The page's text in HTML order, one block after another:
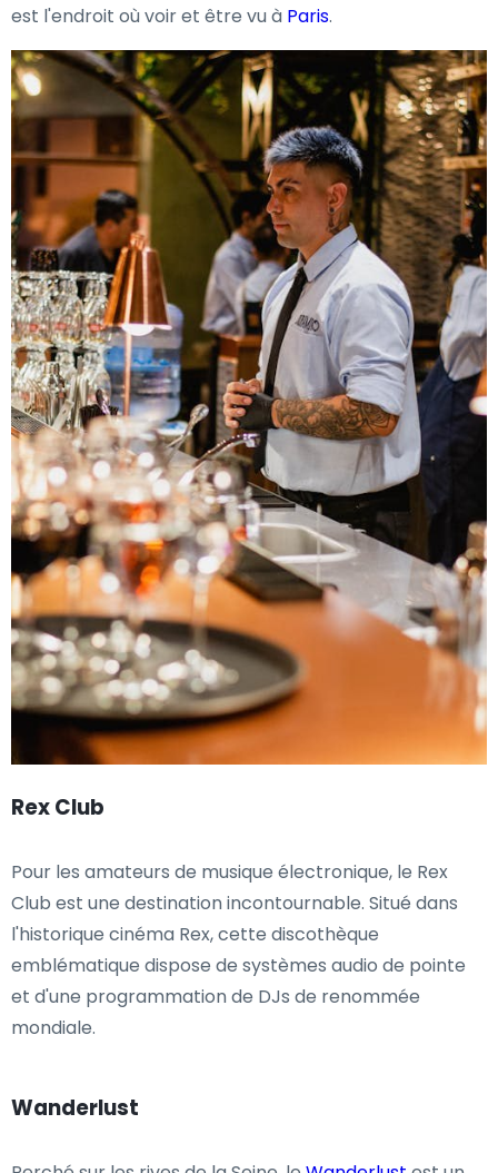
est l'endroit où voir et être vu à Paris.
Rex Club
Pour les amateurs de musique électronique, le Rex
Club est une destination incontournable. Situé dans
l'historique cinéma Rex, cette discothèque
emblématique dispose de systèmes audio de pointe
et d'une programmation de DJs de renommée
mondiale.
Wanderlust